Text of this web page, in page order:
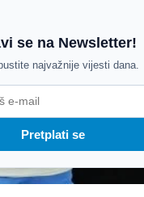
se na Newsletter!
najvažnije vijesti dana.
Pretplati se